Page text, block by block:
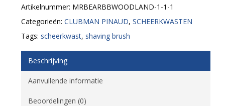
Artikelnummer: MRBEARBBWOODLAND-1-1-1
Categorieën: CLUBMAN PINAUD, SCHEERKWASTEN
Tags: scheerkwast, shaving brush
Beschrijving
Aanvullende informatie
Beoordelingen (0)